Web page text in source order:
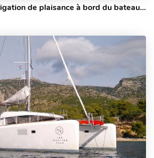
Découvrez la navigation de plaisance à bord du bateau Black Cat de 39 pieds à Šibenik, Croatie - un catamaran à 6 cabines à louer.